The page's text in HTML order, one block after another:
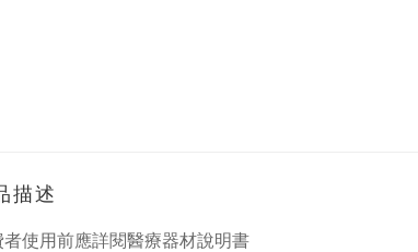
描述
者使用前應詳閱醫療器材說明書